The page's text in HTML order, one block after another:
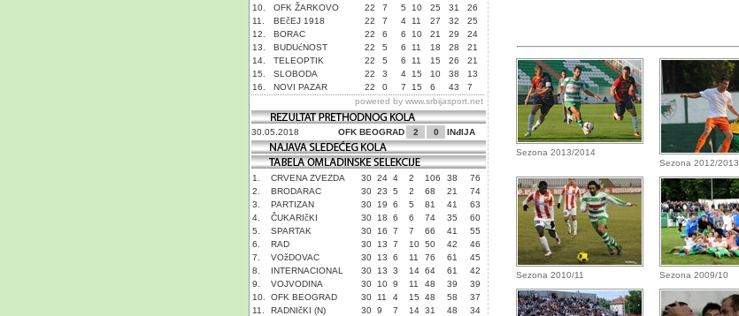
10.
OFK ŽARKOVO 22 7 5 10 25 31
26
11.
BEčEJ 1918 22 7 4 11 27 32
25
12.
BORAC 22 6 6 10 21 29
24
13.
BUDUćNOST 22 5 6 11 18 28
21
14.
TELEOPTIK 22 5 6 11 15 26
21
15.
SLOBODA 22 3 4 15 10 38
13
16.
NOVI PAZAR 22 0 7 15 6 43
7
powered by www.srbijasport.net
30.05.2018 OFK BEOGRAD 2 0 INđIJA
1. CRVENA ZVEZDA 30 24 4 2 106 38
76
2.
BRODARAC 30 23 5 2 68 21
74
3.
PARTIZAN 30 19 6 5 81 41
63
4.
ČUKARIčKI 30 18 6 6 74 35
60
5.
SPARTAK 30 16 7 7 66 41
55
6.
RAD 30 13 7 10 50 42
46
7.
VOžDOVAC 30 13 6 11 76 61
45
8.
INTERNACIONAL 30 13 3 14 64 61
42
9.
VOJVODINA 30 10 9 11 48 39
39
10.
OFK BEOGRAD 30 11 4 15 48 58
37
11.
RADNIčKI (N) 30 9 7 14 31 48
34
Sezona 2013/2014
Sezona 2012/2013
Sezona 2010/11 Sezona 2009/10